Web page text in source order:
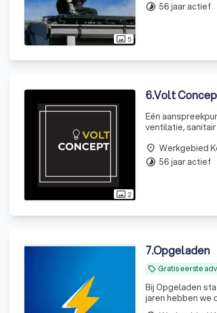
photo_size_select_actual5
timelapse 56 jaar actief
photo_size_select_actual2
6.Volt
Eén aanspreekpunt voor
ventilatie, sanitair en verwarming. Hierdoor zijn
place Werkgebied
timelapse 56 jaar actief
7.Opgeladen
local_offer Gratis eerste
Bij Opgeladen
jaren hebben we